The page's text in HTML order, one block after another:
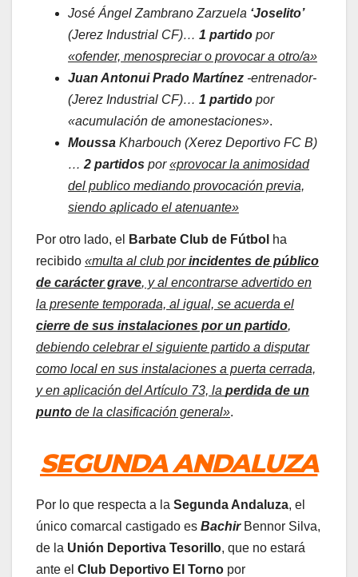
José Ángel Zambrano Zarzuela ‘Joselito’
(Jerez Industrial CF)… 1 partido por
«ofender, menospreciar o provocar a otro/a»
Juan Antonui Prado Martínez -entrenador-
(Jerez Industrial CF)… 1 partido por
«acumulación de amonestaciones».
Moussa Kharbouch (Xerez Deportivo FC B)
… 2 partidos por«provocar la animosidad
del publico mediando provocación previa,
siendo aplicado el atenuante»
Por otro lado, el Barbate Club de Fútbol ha
recibido «multa al club porincidentes de público
de carácter grave, y al encontrarse advertido en
la presente temporada, al igual, se acuerda el
cierre de sus instalaciones por un partido,
debiendo celebrar el siguiente partido a disputar
como local en sus instalaciones a puerta cerrada,
y en aplicación del Artículo 73, la perdida de un
punto de la clasificación general».
SEGUNDA ANDALUZA
Por lo que respecta a la Segunda Andaluza, el
único comarcal castigado es BachirBennor Silva,
de la Unión Deportiva Tesorillo, que no estará
ante el Club Deportivo El Torno por